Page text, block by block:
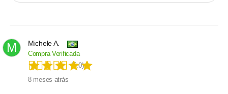
M Michele A.
Compra Verificada
(5.0)
8 meses atrás